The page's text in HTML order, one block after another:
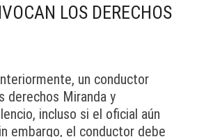
LOS DERECHOS
un conductor
derechos Miranda y
incluso si el oficial aún
embargo, el conductor debe